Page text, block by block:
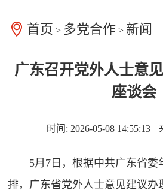
首页 > 多党合作 > 新闻
广东召开党外人士意
座谈会
时间: 2026-05-08 14:55:13
5月7日，根据中共广东省委
排，广东省党外人士意见建议办